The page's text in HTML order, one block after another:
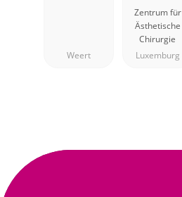
Weert
Esthétique
Dr Assassi
Zentrum für
Ästhetische
Chirurgie
Luxemburg